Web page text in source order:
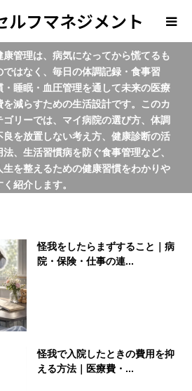
ルフマネジメント
康管理は、病気になってから慌てるも
ではなく、毎日の体調記録・食事習
・睡眠・血圧管理を通して未来の医療
を減らすための生活設計です。このカ
ゴリーでは、マイ病院の選び方、体調
良を放置しない考え方、健康診断の活
法、生活習慣病を防ぐ食事管理など、
生を整えるための健康習慣をわかりや
く紹介します。
怪我をしたらまずすること｜病
院・保険・仕事の連...
怪我で入院したときの費用を抑
える方法｜医療費・...